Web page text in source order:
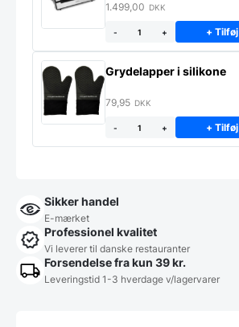
1.499,00 DKK
- + + Tilføj
Grydelapper i silikone
79,95 DKK
- + + Tilføj
Sikker handel
E-mærket
Professionel kvalitet
Vi leverer til danske restauranter
Forsendelse fra kun 39 kr.
Leveringstid 1-3 hverdage v/lagervarer